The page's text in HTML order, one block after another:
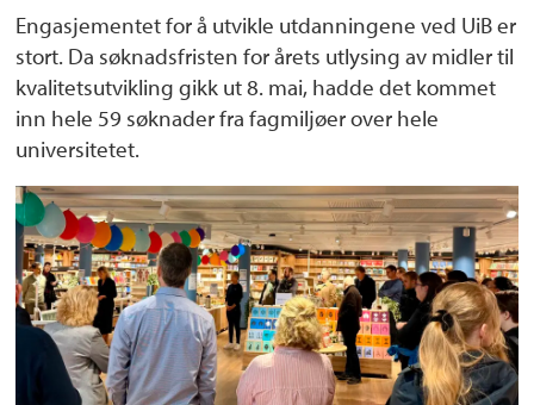
Engasjementet for å utvikle utdanningene ved UiB er
stort. Da søknadsfristen for årets utlysing av midler til
kvalitetsutvikling gikk ut 8. mai, hadde det kommet
inn hele 59 søknader fra fagmiljøer over hele
universitetet.